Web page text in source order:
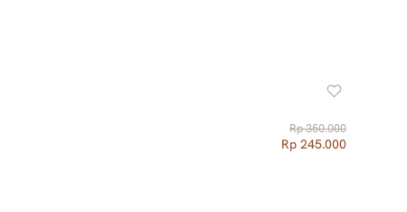
Rp 350.000
Rp 245.000